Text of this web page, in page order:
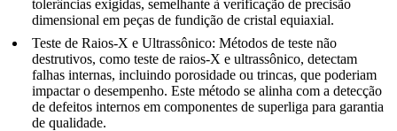
tolerâncias exigidas, semelhante à verificação de precisão
dimensional em peças de fundição de cristal equiaxial.
Teste de Raios-X e Ultrassônico: Métodos de teste não
destrutivos, como teste de raios-X e ultrassônico, detectam
falhas internas, incluindo porosidade ou trincas, que poderiam
impactar o desempenho. Este método se alinha com a detecção
de defeitos internos em componentes de superliga para garantia
de qualidade.